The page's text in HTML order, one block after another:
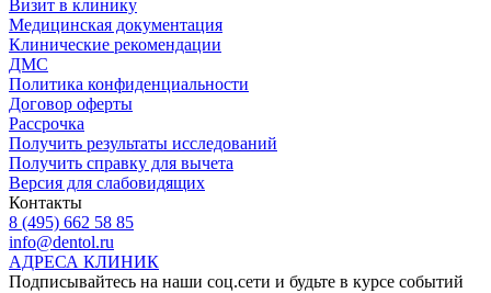
Визит в клинику
Медицинская документация
Клинические рекомендации
ДМС
Политика конфиденциальности
Договор оферты
Рассрочка
Получить результаты исследований
Получить справку для вычета
Версия для слабовидящих
Контакты
8 (495) 662 58 85
info@dentol.ru
АДРЕСА КЛИНИК
Подписывайтесь на наши соц.сети и будьте в курсе событий